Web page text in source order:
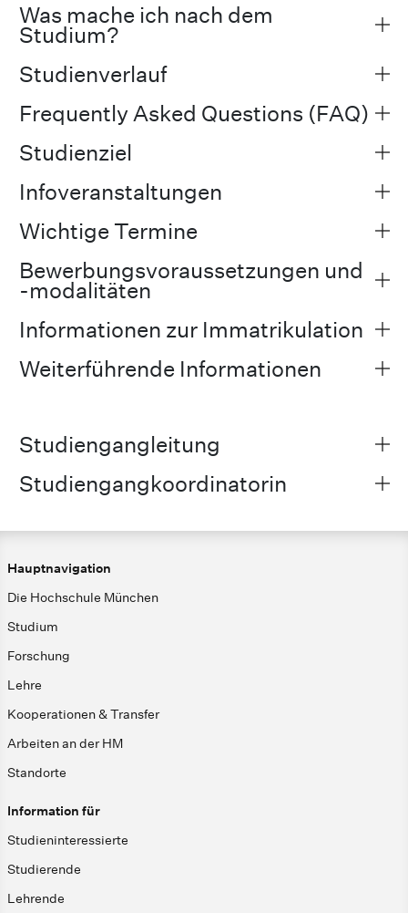
Was mache ich nach dem
Studium?
Studienverlauf
Frequently Asked Questions (FAQ)
Studienziel
Infoveranstaltungen
Wichtige Termine
Bewerbungsvoraussetzungen und
-modalitäten
Informationen zur Immatrikulation
Weiterführende Informationen
Studiengangleitung
Studiengangkoordinatorin
Hauptnavigation
Die Hochschule München
Studium
Forschung
Lehre
Kooperationen & Transfer
Arbeiten an der HM
Standorte
Information für
Studieninteressierte
Studierende
Lehrende